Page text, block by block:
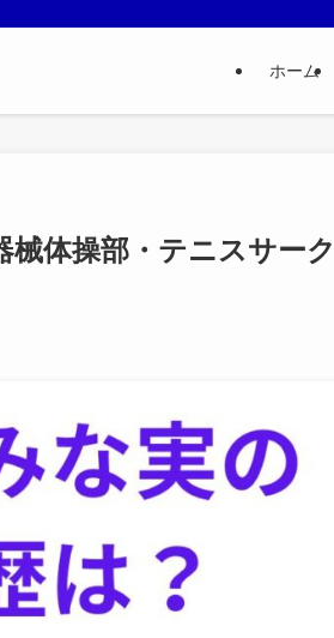
ホーム
械体操部・テニスサーク